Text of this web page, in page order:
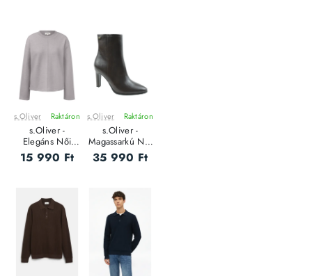
ÚJ
s.Oliver Raktáron
s.Oliver -
Elegáns Női
pulóver
15 990 Ft
ÚJ
s.Oliver Raktáron
s.Oliver -
Magassarkú Női
csizma
35 990 Ft